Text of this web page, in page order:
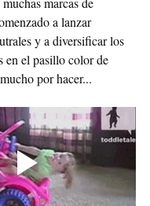
a lanzar
y a diversificar los
en el pasillo color de
por hacer...